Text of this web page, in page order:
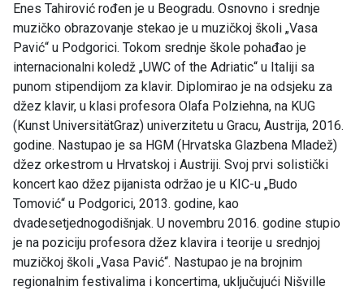
Enes Tahirović rođen je u Beogradu. Osnovno i srednje
muzičko obrazovanje stekao je u muzičkoj školi „Vasa
Pavić“ u Podgorici. Tokom srednje škole pohađao je
internacionalni koledž „UWC of the Adriatic“ u Italiji sa
punom stipendijom za klavir. Diplomirao je na odsjeku za
džez klavir, u klasi profesora Olafa Polziehna, na KUG
(Kunst UniversitätGraz) univerzitetu u Gracu, Austrija, 2016.
godine. Nastupao je sa HGM (Hrvatska Glazbena Mladež)
džez orkestrom u Hrvatskoj i Austriji. Svoj prvi solistički
koncert kao džez pijanista održao je u KIC-u „Budo
Tomović“ u Podgorici, 2013. godine, kao
dvadesetjednogodišnjak. U novembru 2016. godine stupio
je na poziciju profesora džez klavira i teorije u srednjoj
muzičkoj školi „Vasa Pavić“. Nastupao je na brojnim
regionalnim festivalima i koncertima, uključujući Nišville